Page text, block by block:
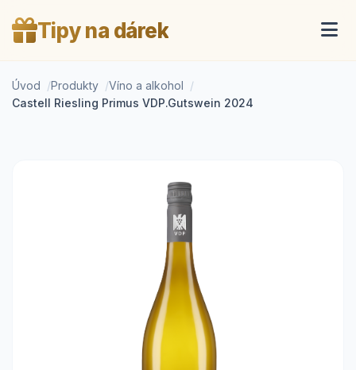
Tipy na dárek
Úvod Produkty
Víno a alkohol
Castell Riesling Primus VDP.Gutswein 2024